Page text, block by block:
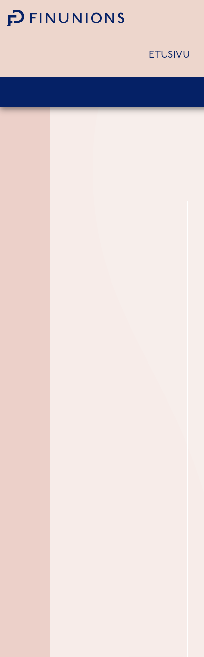
ETUSIVU